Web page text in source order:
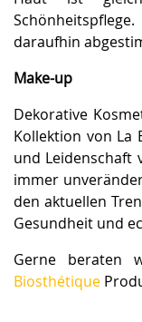
daraufhin
Make-up
Dekorative
Kollektion von La
und Leidenschaft
immer
den aktuellen
Gesundheit und
Gerne beraten
Biosthétique